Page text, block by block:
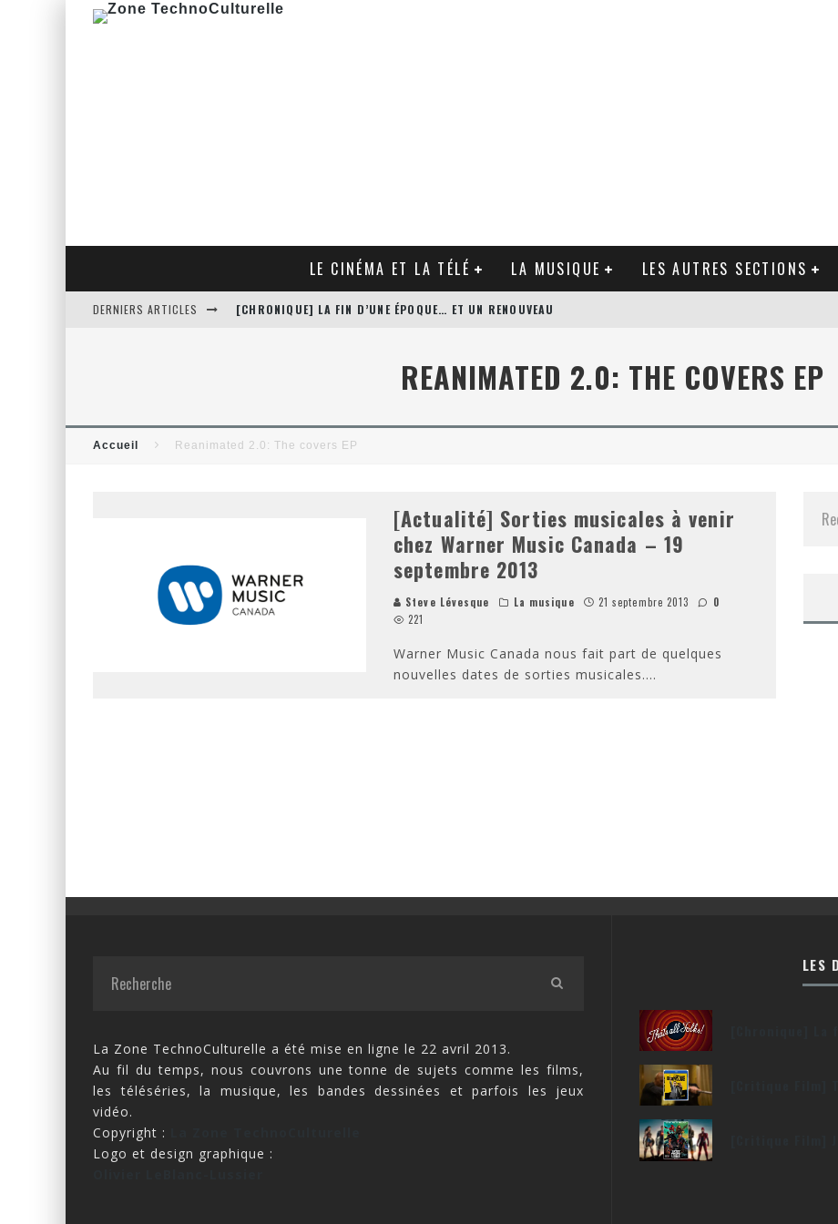
LE CINÉMA ET LA TÉLÉ LA MUSIQUE LES AUTRES SECTIONS
DERNIERS ARTICLES [CHRONIQUE] LA FIN D’UNE ÉPOQUE… ET UN RENOUVEAU
[CRITIQUE FILM] JUSTICE LEAGUE DE ZACK SNYDERREANIMATED 2.0: THE COVERS EP
Accueil Reanimated 2.0: The covers EP
[Actualité] Sorties musicales à venir
chez Warner Music Canada – 19
septembre 2013
Steve Lévesque La musique 21 septembre 2013
0
221
Warner Music Canada nous fait part de quelques
nouvelles dates de sorties musicales....
La Zone TechnoCulturelle a été mise en ligne le 22 avril 2013.
Au fil du temps, nous couvrons une tonne de sujets comme les films,
les téléséries, la musique, les bandes dessinées et parfois les jeux
vidéo.
Copyright :
Logo et design graphique :
LES